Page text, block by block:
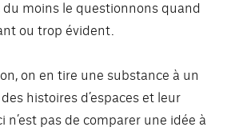
moins le questionnons quand
ou trop évident.
on en tire une substance à un
histoires d’espaces et leur
n’est pas de comparer une idée à